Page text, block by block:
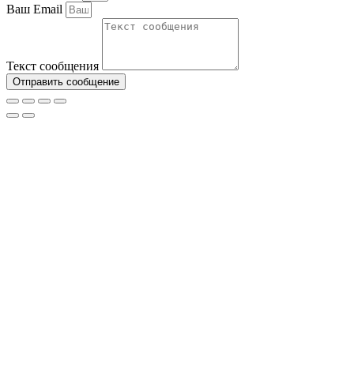
Ваш Email
Текст сообщения
Отправить сообщение